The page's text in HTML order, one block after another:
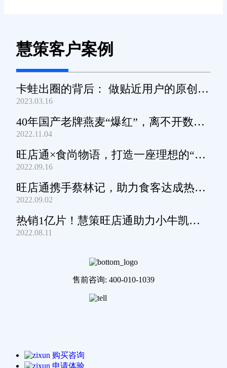
慧策客户案例
卡蛙出圈的背后： 做贴近用户的原创小
家电
2023.03.16
40年国产老牌燕麦“爆红”，离不开数字
化工具的支撑
2022.11.04
旺店通×食尚物语，打造一座理想的“零
食王国”
2022.09.16
旺店通携手蔡林记，助力食客达成热干
面自由
2022.09.02
热销1亿片！慧策旺店通助力小牛凯西
通关家庭牛排圈~
2022.08.11
售前咨询: 400-010-1039
购买咨询
申请体验